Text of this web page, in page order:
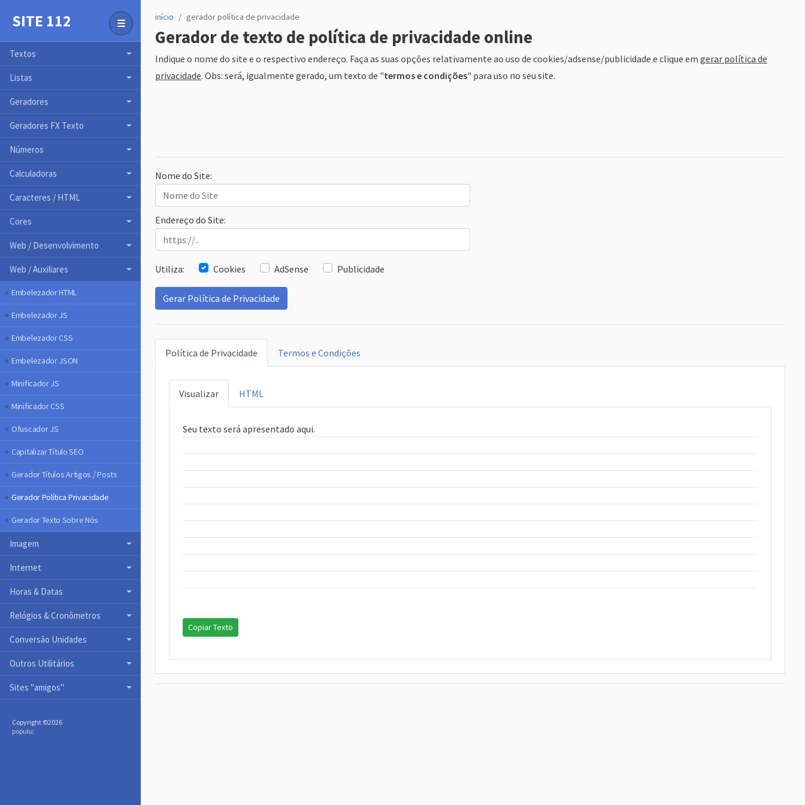
☰
Toggle Menu
SITE 112
Textos
Listas
Geradores
Geradores FX Texto
Números
Calculadoras
Caracteres / HTML
Cores
Web / Desenvolvimento
Web / Auxiliares
Embelezador HTML
Embelezador JS
Embelezador CSS
Embelezador JSON
Minificador JS
Minificador CSS
Ofuscador JS
Capitalizar Título SEO
Gerador Títulos Artigos / Posts
Gerador Política Privacidade
Gerador Texto Sobre Nós
Imagem
Internet
Horas & Datas
Relógios & Cronômetros
Conversão Unidades
Outros Utilitários
Sites "amigos"
Copyright ©2026
populu;
início gerador política de privacidade
Gerador de texto de política de privacidade online
Indique o nome do site e o respectivo endereço. Faça as suas opções relativamente ao uso de cookies/adsense/publicidade e clique em gerar política de
privacidade. Obs: será, igualmente gerado, um texto de "termos e condições" para uso no seu site.
Nome do Site:
Endereço do Site:
Utiliza: Cookies AdSense Publicidade
Gerar Política de Privacidade
Política de Privacidade Termos e Condições
Visualizar HTML
Seu texto será apresentado aqui.
Copiar Texto